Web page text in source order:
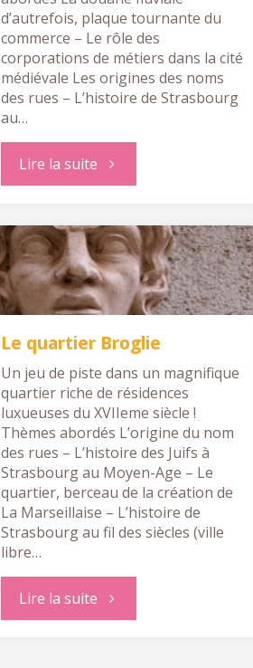
d’autrefois, plaque tournante du
commerce – Le rôle des
corporations de métiers dans la cité
médiévale Les origines des noms
des rues – L’histoire de Strasbourg
au…
Lire la suite"Le
Gutenberg"
Le quartier Broglie
Un jeu de piste dans un magnifique
quartier riche de résidences
luxueuses du XVIIeme siècle !
Thèmes abordés L’origine du nom
des rues – L’histoire des Juifs à
Strasbourg au Moyen-Age – Le
quartier, berceau de la création de
La Marseillaise – L’histoire de
Strasbourg au fil des siècles (ville
libre…
Lire la suite"Le